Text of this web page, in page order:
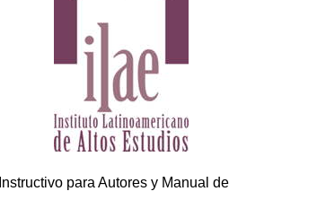
Instructivo para Autores y Manual de